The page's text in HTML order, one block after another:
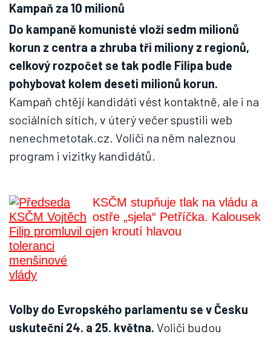
Kampaň za 10 milionů
Do kampaně komunisté vloží sedm milionů
korun z centra a zhruba tři miliony z regionů,
celkový rozpočet se tak podle Filipa bude
pohybovat kolem deseti milionů korun.
Kampaň chtějí kandidáti vést kontaktně, ale i na
sociálních sítích, v úterý večer spustili web
nenechmetotak.cz. Voliči na něm naleznou
program i vizitky kandidátů.
KSČM stupňuje tlak na vládu a
ostře „sjela“ Petříčka. Kalousek
jen kroutí hlavou
Volby do Evropského parlamentu se v Česku
uskuteční 24. a 25. května. Voliči budou